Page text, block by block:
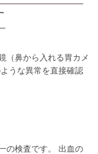
（鼻から入れる胃カメ
うな異常を直接確認
の検査です。 出血の